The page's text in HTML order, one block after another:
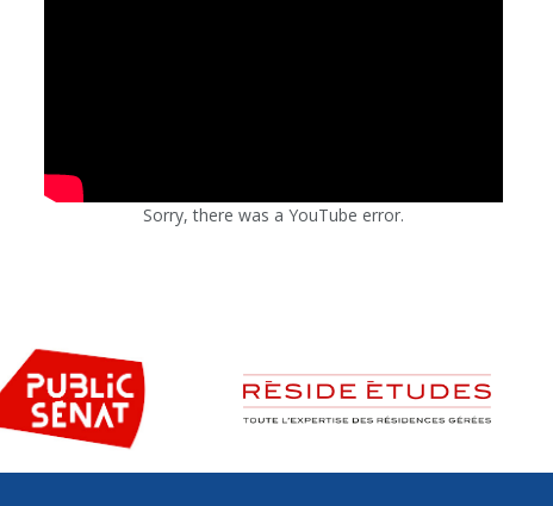
Sorry, there was a YouTube error.